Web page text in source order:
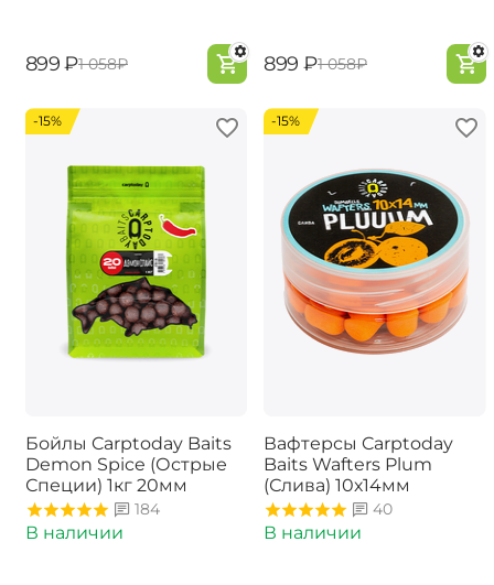
‍899‍ ₽‍1 058‍₽ ‍899‍ ₽‍1 058‍₽
-15%
Бойлы Carptoday Baits
Demon Spice (Острые
Специи) 1кг 20мм
184
В наличии
-15%
Вафтерсы Carptoday
Baits Wafters Plum
(Слива) 10х14мм
40
В наличии